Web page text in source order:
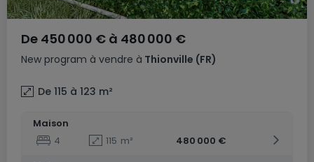
New program à vendre à Thionville (FR)
De 450 000 € à 480 000 €
De 115 à 123 m²
Maison
4
115 m²
480 000 €